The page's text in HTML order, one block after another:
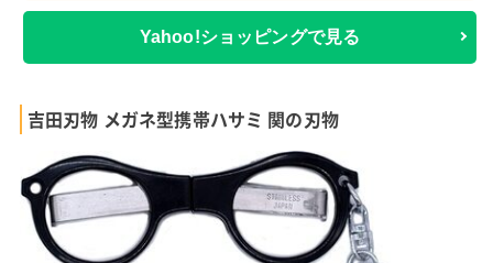
Yahoo!ショッピングで見る
吉田刃物 メガネ型携帯ハサミ 関の刃物